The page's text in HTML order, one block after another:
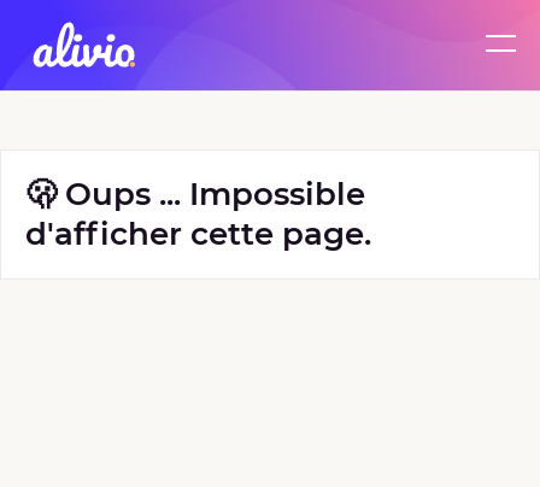
🫢 Oups ... Impossible
d'afficher cette page.